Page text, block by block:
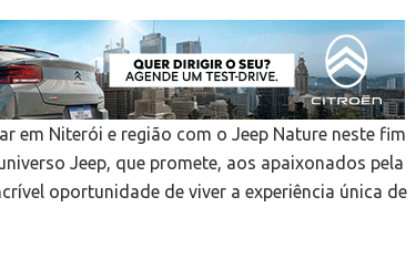
em Niterói e região com o Jeep Nature neste fim
Jeep, que promete, aos apaixonados pela
oportunidade de viver a experiência única de